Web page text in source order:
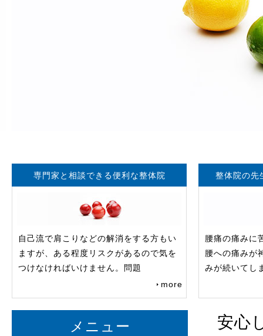
専門家と相談できる便利な整体院
自己流で肩こりなどの解消をする方もい
ますが、ある程度リスクがあるので気を
つけなければいけません。問題
more
整体院の先
腰痛の痛みに
腰への痛みが
みが続いてし
メニュー 安心